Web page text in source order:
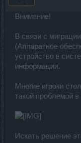
Внимание!
В связи с
(Аппаратное
устройство в
информации.
Многие игроки
такой проблемой
Искать решение